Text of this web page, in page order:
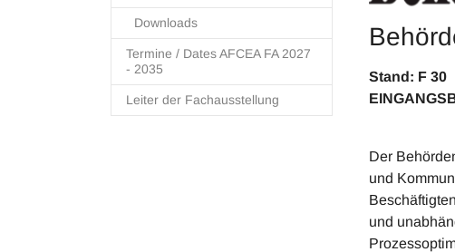
Downloads
Termine / Dates AFCEA FA 2027
- 2035
Leiter der Fachausstellung
Der
und
und